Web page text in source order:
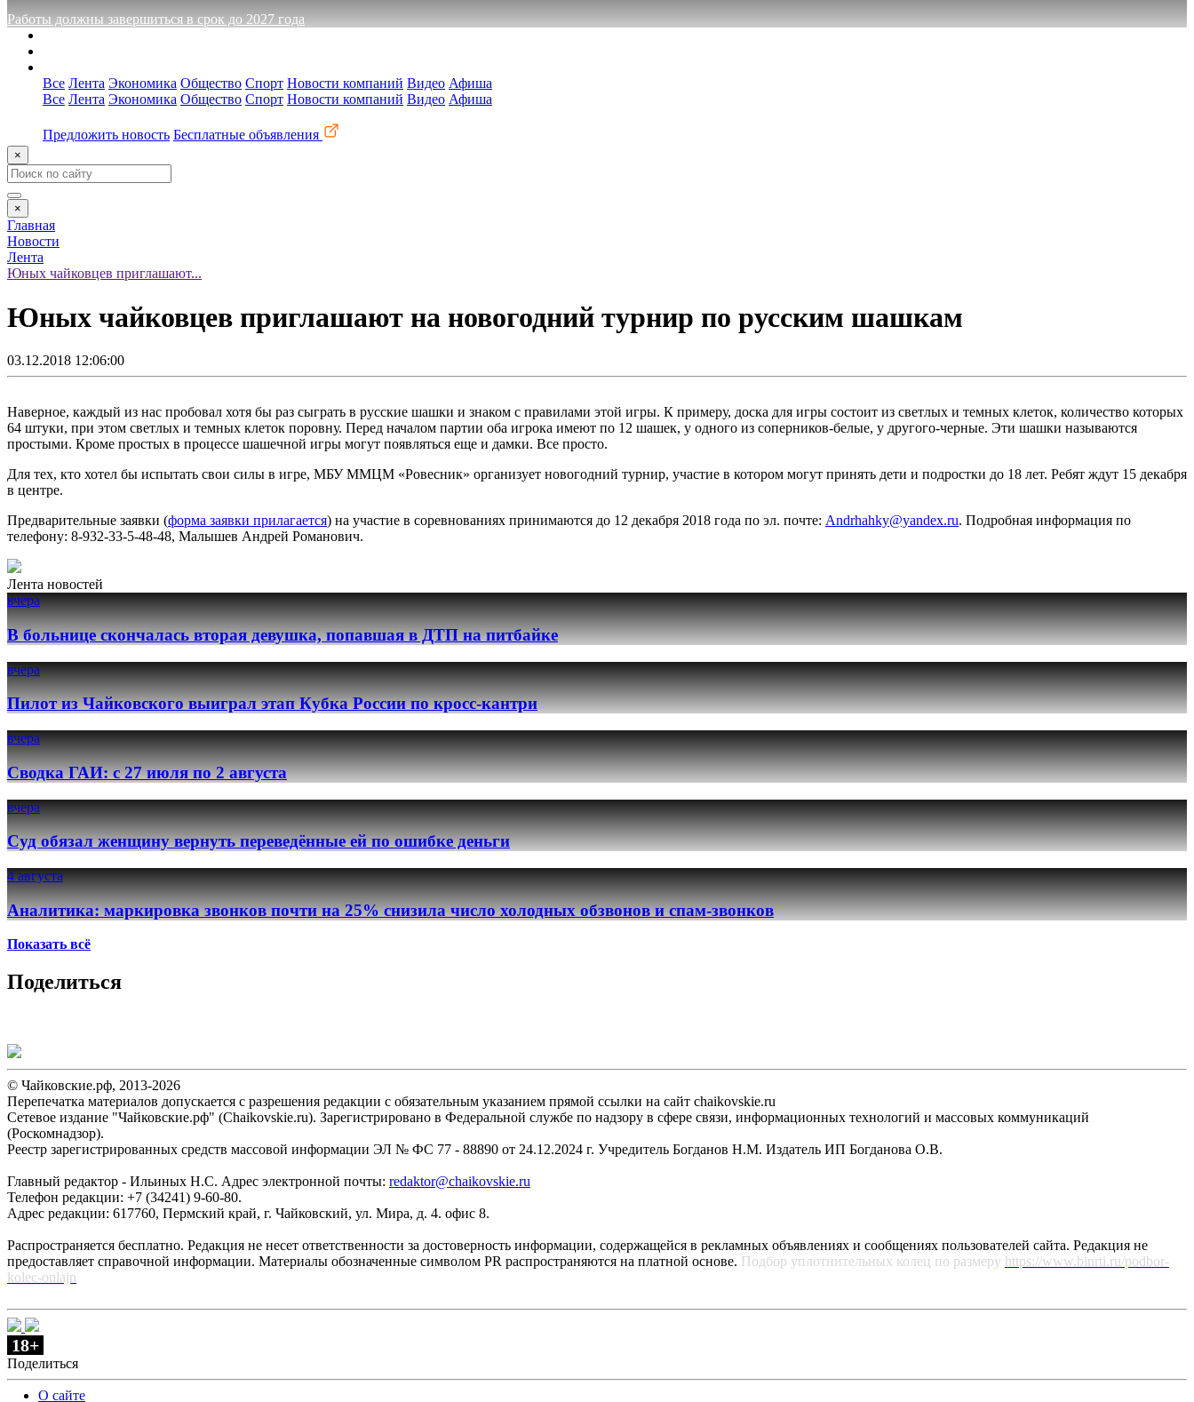
Работы должны завершиться в срок до 2027 года
Все Лента Экономика Общество Спорт Новости компаний Видео Афиша
Все Лента Экономика Общество Спорт Новости компаний Видео Афиша
Предложить новость Бесплатные объявления
×
×
Главная
Новости
Лента
Юных чайковцев приглашают...
Юных чайковцев приглашают на новогодний турнир по русским шашкам
03.12.2018 12:06:00
Наверное, каждый из нас пробовал хотя бы раз сыграть в русские шашки и знаком с правилами этой игры. К примеру, доска для игры состоит из светлых и темных клеток, количество которых
64 штуки, при этом светлых и темных клеток поровну. Перед началом партии оба игрока имеют по 12 шашек, у одного из соперников-белые, у другого-черные. Эти шашки называются
простыми. Кроме простых в процессе шашечной игры могут появляться еще и дамки. Все просто.
Для тех, кто хотел бы испытать свои силы в игре, МБУ ММЦМ «Ровесник» организует новогодний турнир, участие в котором могут принять дети и подростки до 18 лет. Ребят ждут 15 декабря
в центре.
Предварительные заявки (форма заявки прилагается) на участие в соревнованиях принимаются до 12 декабря 2018 года по эл. почте: Andrhahky@yandex.ru. Подробная информация по
телефону: 8-932-33-5-48-48, Малышев Андрей Романович.
Лента новостей
вчера
В больнице скончалась вторая девушка, попавшая в ДТП на питбайке
вчера
Пилот из Чайковского выиграл этап Кубка России по кросс-кантри
вчера
Сводка ГАИ: с 27 июля по 2 августа
вчера
Суд обязал женщину вернуть переведённые ей по ошибке деньги
4 августа
Аналитика: маркировка звонков почти на 25% снизила число холодных обзвонов и спам-звонков
Показать всё
Поделиться
© Чайковские.рф, 2013-2026
Перепечатка материалов допускается с разрешения редакции с обязательным указанием прямой ссылки на сайт chaikovskie.ru
Сетевое издание "Чайковские.рф" (Chaikovskie.ru). Зарегистрировано в Федеральной службе по надзору в сфере связи, информационных технологий и массовых коммуникаций
(Роскомнадзор).
Реестр зарегистрированных средств массовой информации ЭЛ № ФС 77 - 88890 от 24.12.2024 г. Учредитель Богданов Н.М. Издатель ИП Богданова О.В.
Главный редактор - Ильиных Н.С. Адрес электронной почты: redaktor@chaikovskie.ru
Телефон редакции: +7 (34241) 9-60-80.
Адрес редакции: 617760, Пермский край, г. Чайковский, ул. Мира, д. 4. офис 8.
Распространяется бесплатно. Редакция не несет ответственности за достоверность информации, содержащейся в рекламных объявлениях и сообщениях пользователей сайта. Редакция не
предоставляет справочной информации. Материалы обозначенные символом PR распространяются на платной основе. Подбор уплотнительных колец по размеру https://www.binrti.ru/podbor-
kolec-onlajn
18+
Поделиться
О сайте